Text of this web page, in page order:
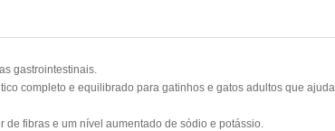
gastrointestinais.
completo e equilibrado para gatinhos e gatos adultos que
fibras e um nível aumentado de sódio e potássio.